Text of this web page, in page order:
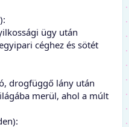
ügy után
céghez és sötét
drogfüggő lány után
merül, ahol a múlt